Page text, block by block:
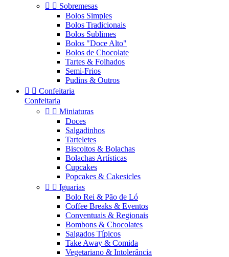
  Sobremesas
Bolos Simples
Bolos Tradicionais
Bolos Sublimes
Bolos "Doce Alto"
Bolos de Chocolate
Tartes & Folhados
Semi-Frios
Pudins & Outros
  Confeitaria
Confeitaria
  Miniaturas
Doces
Salgadinhos
Tarteletes
Biscoitos & Bolachas
Bolachas Artísticas
Cupcakes
Popcakes & Cakesicles
  Iguarias
Bolo Rei & Pão de Ló
Coffee Breaks & Eventos
Conventuais & Regionais
Bombons & Chocolates
Salgados Típicos
Take Away & Comida
Vegetariano & Intolerância